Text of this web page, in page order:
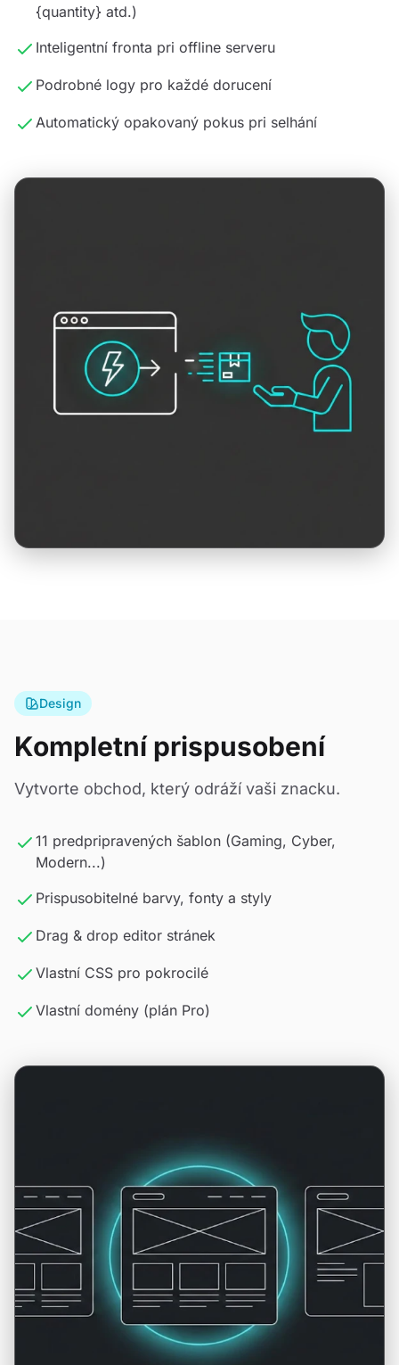
{quantity} atd.)
Inteligentní fronta pri offline serveru
Podrobné logy pro každé dorucení
Automatický opakovaný pokus pri selhání
Design
Kompletní prispusobení
Vytvorte obchod, který odráží vaši znacku.
11 predpripravených šablon (Gaming, Cyber,
Modern...)
Prispusobitelné barvy, fonty a styly
Drag & drop editor stránek
Vlastní CSS pro pokrocilé
Vlastní domény (plán Pro)